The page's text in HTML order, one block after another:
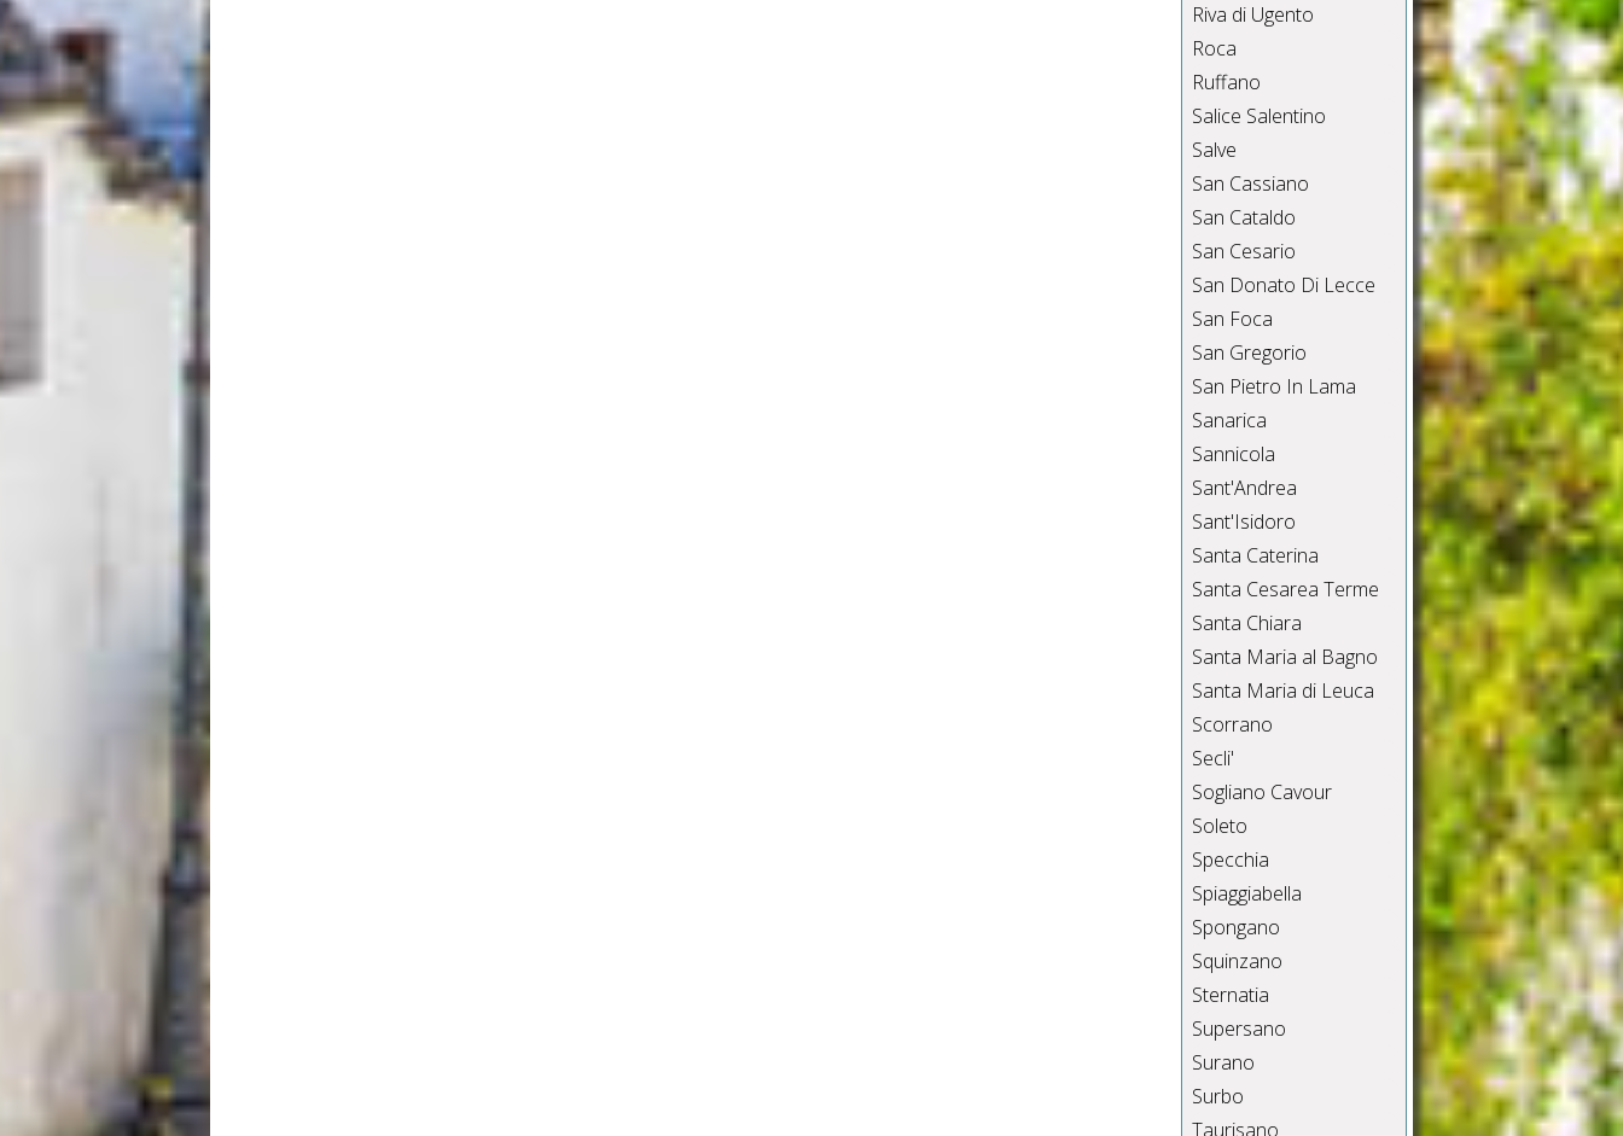
Riva di Ugento
Roca
Ruffano
Salice Salentino
Salve
San Cassiano
San Cataldo
San Cesario
San Donato Di Lecce
San Foca
San Gregorio
San Pietro In Lama
Sanarica
Sannicola
Sant'Andrea
Sant'Isidoro
Santa Caterina
Santa Cesarea Terme
Santa Chiara
Santa Maria al Bagno
Santa Maria di Leuca
Scorrano
Secli'
Sogliano Cavour
Soleto
Specchia
Spiaggiabella
Spongano
Squinzano
Sternatia
Supersano
Surano
Surbo
Taurisano